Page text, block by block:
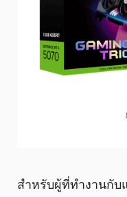
สำหรับผู้ที่ทำงานกับ